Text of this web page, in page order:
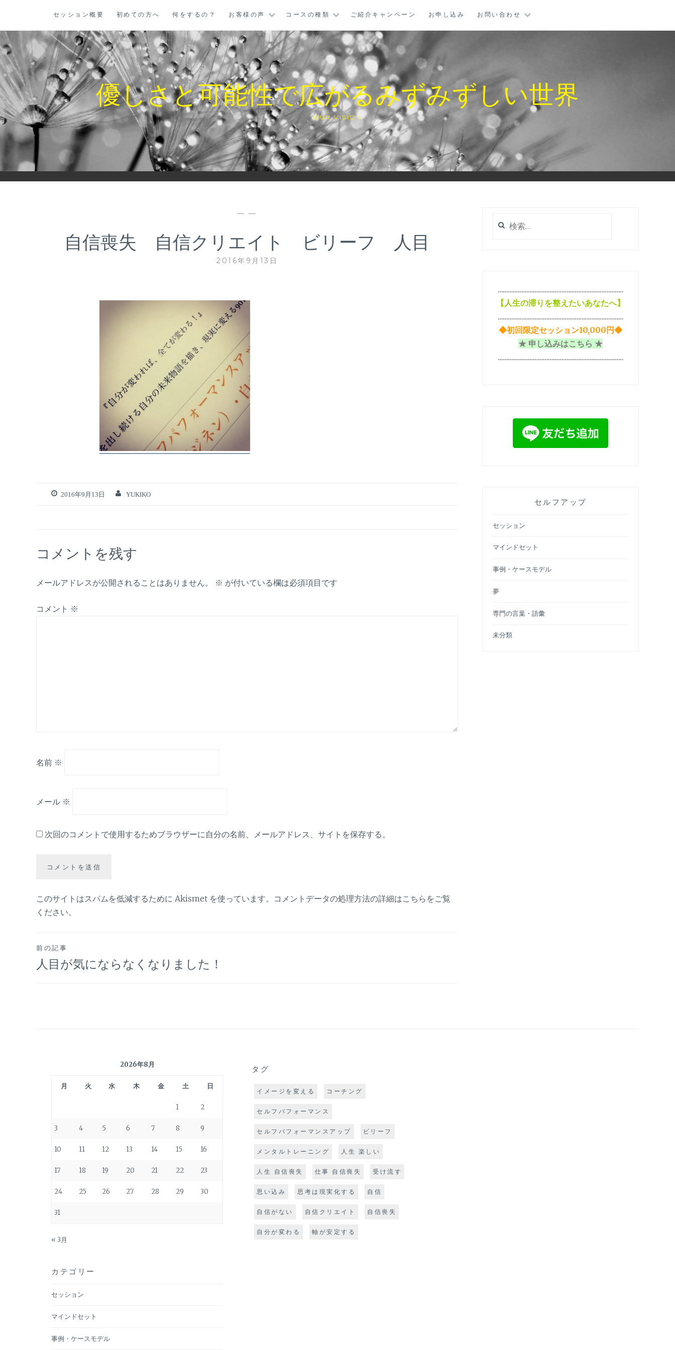
テ
ン
ツ
に
ス
キ
ッ
プ
セッション概要 初めての方へ 何をするの？ お客様の声 コースの種類 ご紹介キャンペーン お申し込み お問い合わせ
優しさと可能性で広がるみずみずしい世界
OUR VISION
— —
自信喪失 自信クリエイト ビリーフ 人目
2016年9月13日
2016年9月13日 YUKIKO
コメントを残す
メールアドレスが公開されることはありません。 ※ が付いている欄は必須項目です
コメント ※
名前 ※
メール ※
次回のコメントで使用するためブラウザーに自分の名前、メールアドレス、サイトを保存する。
このサイトはスパムを低減するために Akismet を使っています。 コメントデータの処理方法の詳細はこちらをご覧
ください。
投
稿
ョ
ン
前の記事
人目が気にならなくなりました！
索:
…………………………………………………………………
【人生の滞りを整えたいあなたへ】
…………………………………………………………………
◆初回限定セッション10,000円◆
★ 申し込みはこちら ★
…………………………………………………………………
セルフアップ
セッション
マインドセット
事例・ケースモデル
夢
専門の言葉・語彙
未分類
2026年8月
月 火 水 木 金 土 日
1 2
3 4 5 6 7 8 9
10 11 12 13 14 15 16
17 18 19 20 21 22 23
24 25 26 27 28 29 30
31
« 3月
カテゴリー
セッション
マインドセット
事例・ケースモデル
タグ
イメージを変える コーチング
セルフパフォーマンス
セルフパフォーマンスアップ ビリーフ
メンタルトレーニング 人生 楽しい
人生 自信喪失 仕事 自信喪失 受け流す
思い込み 思考は現実化する 自信
自信がない 自信クリエイト 自信喪失
自分が変わる 軸が安定する